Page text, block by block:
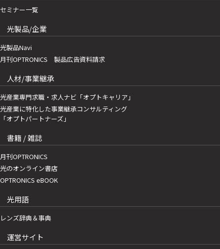
セミナー一覧
光製品/企業
光製品Navi
月刊OPTRONICS 製品広告資料請求
人材/事業継承
光産業専門求職・求人ナビ「オプトキャリア」
光産業に特化した事業継承コンサルティング
「オプトパートナーズ」
書籍 / 雑誌
月刊OPTRONICS
光のオンライン書店
OPTRONICS eBOOK
光用語
レンズ辞典＆事典
運営サイト